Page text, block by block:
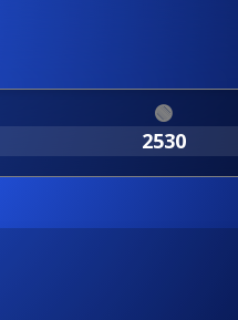
🟢
2530